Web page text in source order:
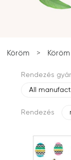
Köröm >
Rendezés
All
Rendezés